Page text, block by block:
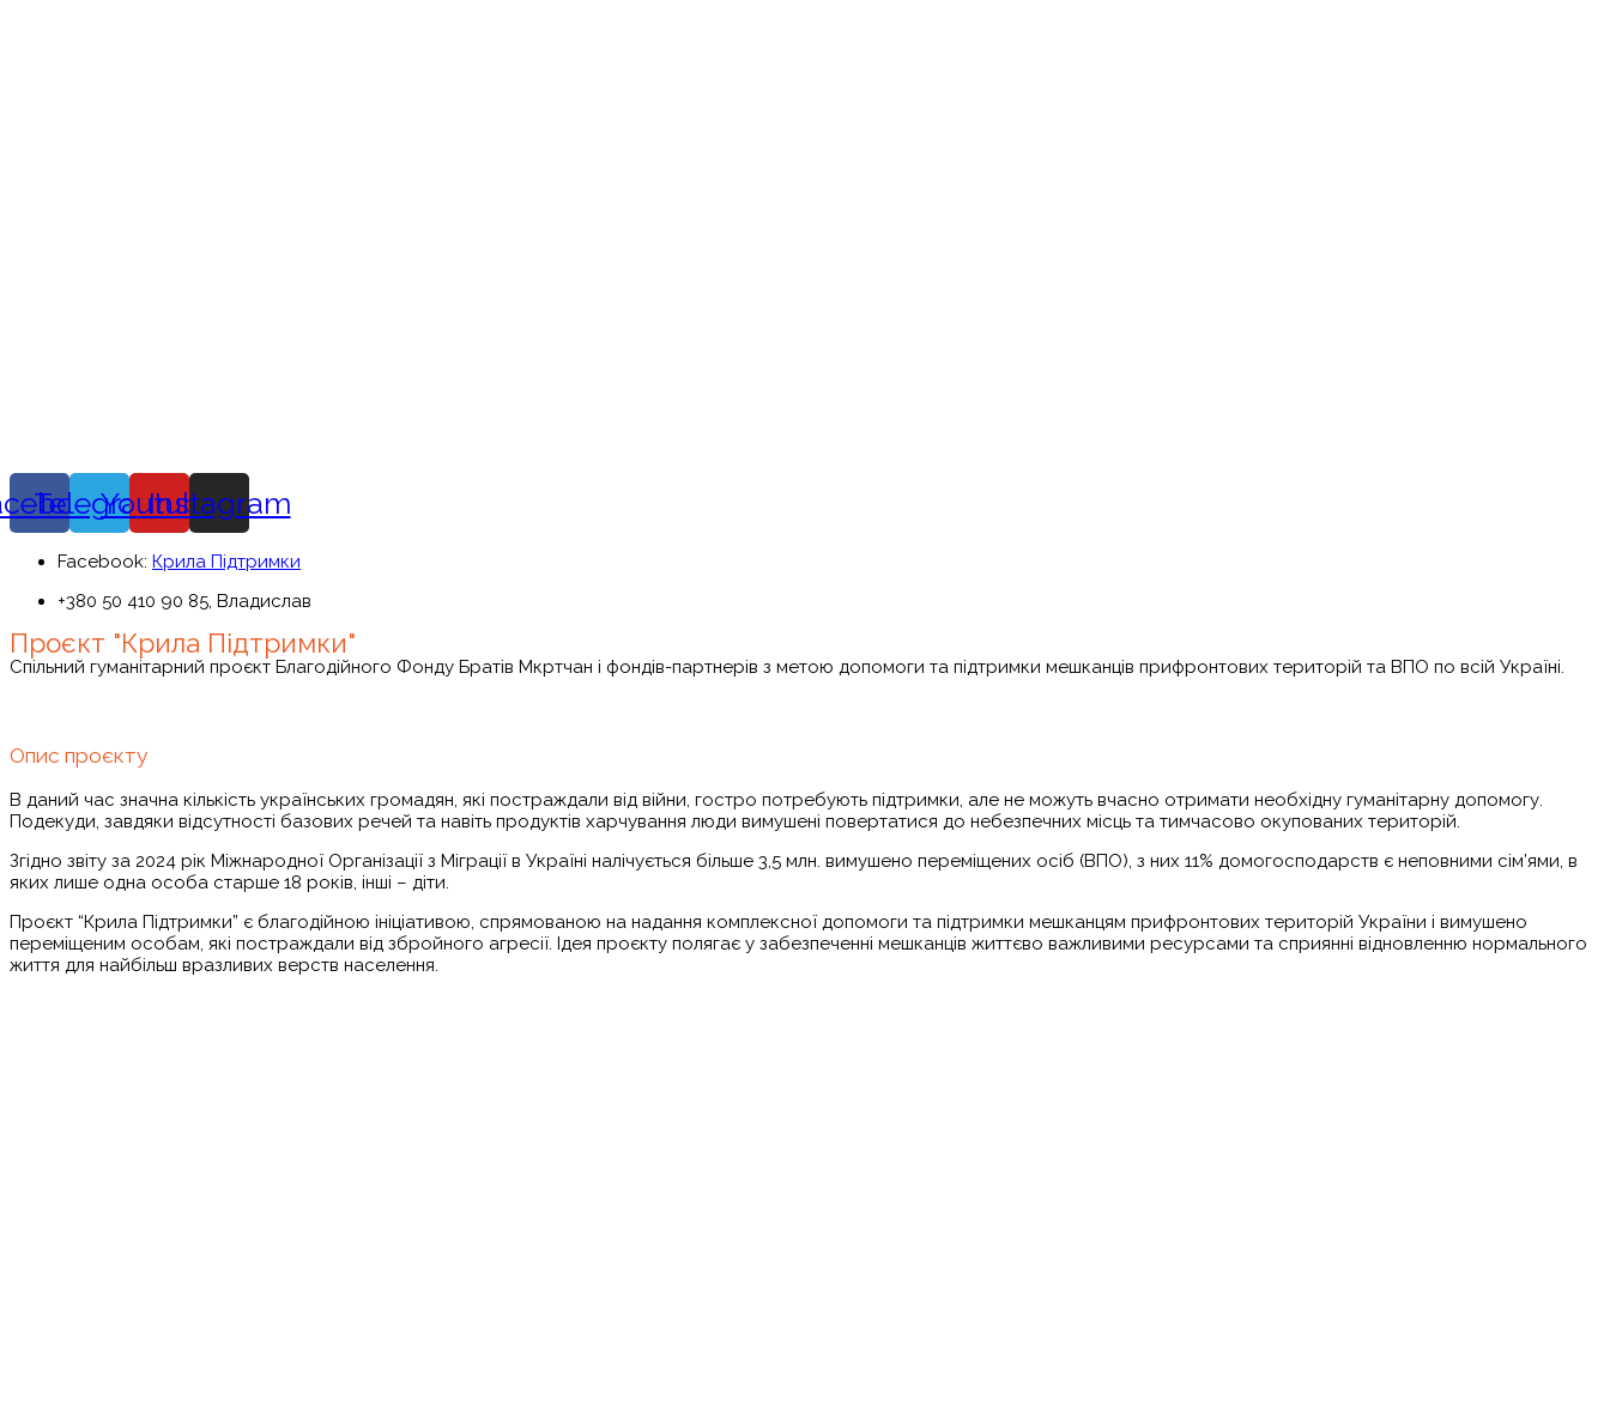
Telegram
Youtube
Instagram
Facebook: Крила Підтримки
+380 50 410 90 85, Владислав
Проєкт "Крила Підтримки"
Спільний гуманітарний проєкт Благодійного Фонду Братів Мкртчан і фондів-партнерів з метою допомоги та підтримки мешканців прифронтових територій та ВПО по всій Україні.
Опис проєкту
В даний час значна кількість українських громадян, які постраждали від війни, гостро потребують підтримки, але не можуть вчасно отримати необхідну гуманітарну допомогу.
Подекуди, завдяки відсутності базових речей та навіть продуктів харчування люди вимушені повертатися до небезпечних місць та тимчасово окупованих територій.
Згідно звіту за 2024 рік Міжнародної Організації з Міграції в Україні налічується більше 3,5 млн. вимушено переміщених осіб (ВПО), з них 11% домогосподарств є неповними сім’ями, в
яких лише одна особа старше 18 років, інші – діти.
Проєкт “Крила Підтримки” є благодійною ініціативою, спрямованою на надання комплексної допомоги та підтримки мешканцям прифронтових територій України і вимушено
переміщеним особам, які постраждали від збройного агресії. Ідея проєкту полягає у забезпеченні мешканців життєво важливими ресурсами та сприянні відновленню нормального
життя для найбільш вразливих верств населення.